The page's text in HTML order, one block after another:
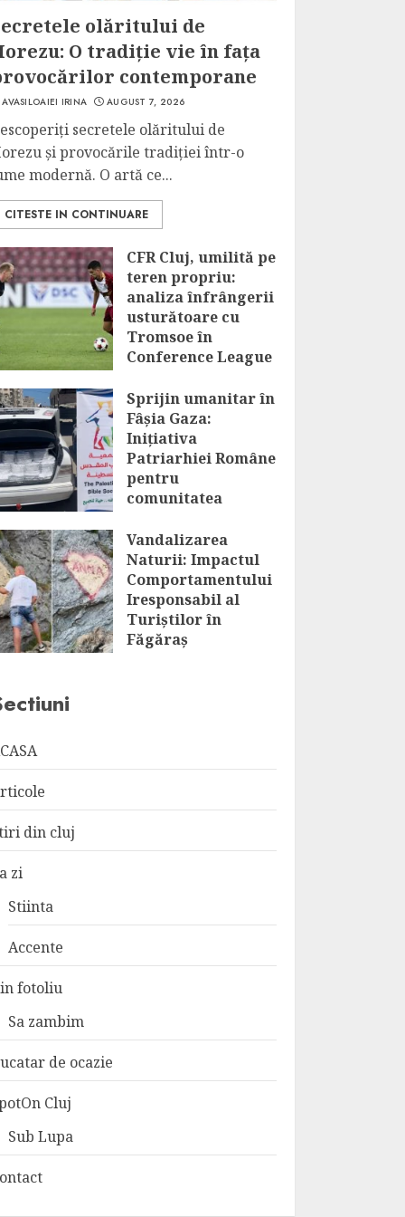
olăritului de
O tradiție vie în fața
contemporane
AVASILOAIEI IRINA AUGUST 7, 2026
secretele olăritului de
și provocările tradiției într-o
modernă. O artă ce...
CITESTE IN CONTINUARE
CFR Cluj, umilită pe
teren propriu:
analiza înfrângerii
usturătoare cu
Tromsoe în
Conference League
Sprijin umanitar în
Fâșia Gaza:
Inițiativa
Patriarhiei Române
pentru
comunitatea
AUGUST 7, 2026
Vandalizarea
Naturii: Impactul
Comportamentului
Iresponsabil al
Turiștilor în
Făgăraș
din cluj
zi
Stiinta
Accente
fotoliu
Sa zambim
de ocazie
Cluj
Sub Lupa